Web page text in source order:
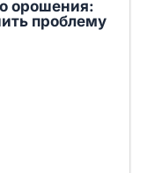
орошения:
проблему